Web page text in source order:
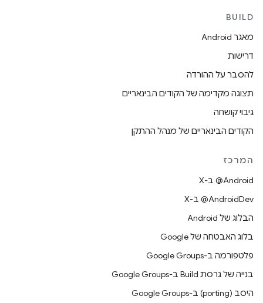
BUILD
מאגר Android
דרישות
להסבר על ההורדה
תצוגה מקדימה של הקודים הבינאריים
גיבוי קושחה
הקודים הבינאריים של מנהל ההתקן
המרכז
‫‎@Android ב-X
‫‎@AndroidDev ב-X
הבלוג של Android
בלוג האבטחה של Google
פלטפורמה ב-Google Groups
בנייה של גרסת Build ב-Google Groups
היסב (porting) ב-Google Groups